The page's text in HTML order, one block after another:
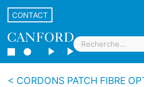
CONTACT
CORDONS PATCH FIBRE OPTIQUE -